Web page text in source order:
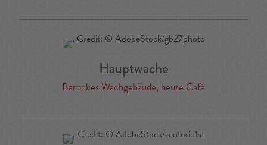
Hauptwache
Barockes Wachgebäude, heute Café